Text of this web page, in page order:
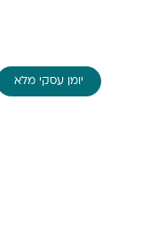
יומן עסקי מלא